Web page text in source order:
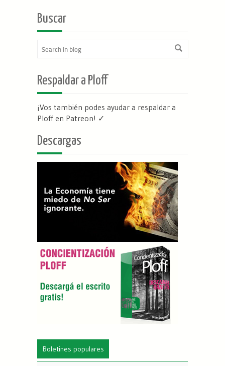
Buscar
Respaldar a Ploff
¡Vos también podes ayudar a respaldar a
Ploff en Patreon! ✓
Descargas
Boletines populares